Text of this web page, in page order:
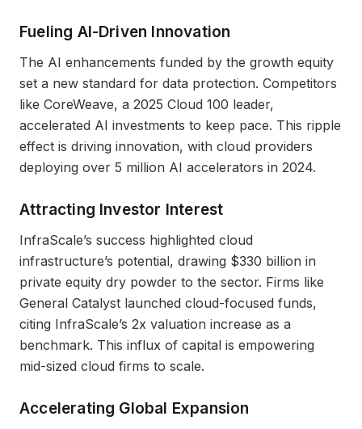
Fueling AI-Driven Innovation
The AI enhancements funded by the growth equity
set a new standard for data protection. Competitors
like CoreWeave, a 2025 Cloud 100 leader,
accelerated AI investments to keep pace. This ripple
effect is driving innovation, with cloud providers
deploying over 5 million AI accelerators in 2024.
Attracting Investor Interest
InfraScale’s success highlighted cloud
infrastructure’s potential, drawing $330 billion in
private equity dry powder to the sector. Firms like
General Catalyst launched cloud-focused funds,
citing InfraScale’s 2x valuation increase as a
benchmark. This influx of capital is empowering
mid-sized cloud firms to scale.
Accelerating Global Expansion